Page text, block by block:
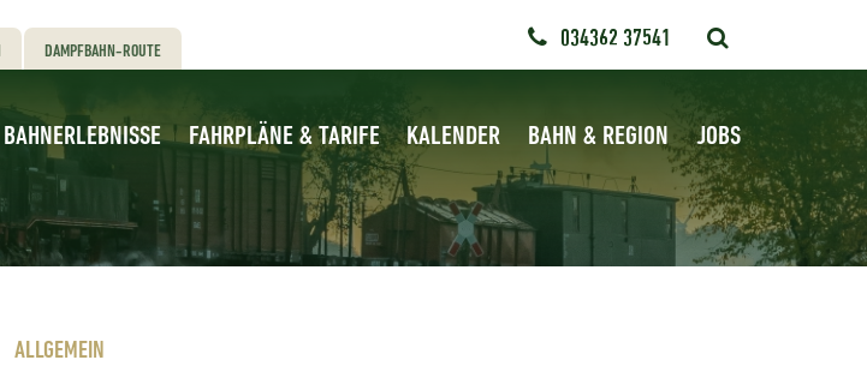
034362 37541
DAMPFBAHN-ROUTE
BAHNERLEBNISSE FAHRPLÄNE & TARIFE KALENDER BAHN & REGION JOBS
ALLGEMEIN